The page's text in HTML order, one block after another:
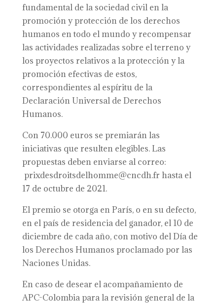
fundamental de la sociedad civil en la
promoción y protección de los derechos
humanos en todo el mundo y recompensar
las actividades realizadas sobre el terreno y
los proyectos relativos a la protección y la
promoción efectivas de estos,
correspondientes al espíritu de la
Declaración Universal de Derechos
Humanos.
Con 70.000 euros se premiarán las
iniciativas que resulten elegibles. Las
propuestas deben enviarse al correo:
prixdesdroitsdelhomme@cncdh.fr hasta el
17 de octubre de 2021.
El premio se otorga en París, o en su defecto,
en el país de residencia del ganador, el 10 de
diciembre de cada año, con motivo del Día de
los Derechos Humanos proclamado por las
Naciones Unidas.
En caso de desear el acompañamiento de
APC-Colombia para la revisión general de la